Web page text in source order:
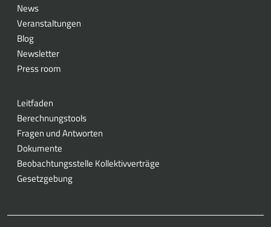
News
Veranstaltungen
Blog
Newsletter
Press room
Leitfaden
Berechnungstools
Fragen und Antworten
Dokumente
Beobachtungsstelle Kollektivverträge
Gesetzgebung